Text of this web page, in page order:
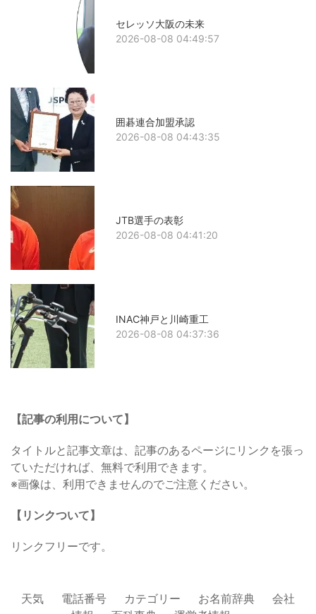
セレッソ大阪の未来
2026-08-08 04:49:57
囲碁連合加盟承認
2026-08-08 04:43:35
JTB選手の表彰
2026-08-08 04:41:20
INAC神戸と川崎重工
2026-08-08 04:37:36
【記事の利用について】
タイトルと記事文章は、記事のあるページにリンクを張っ
ていただければ、無料で利用できます。
※画像は、利用できませんのでご注意ください。
【リンクついて】
リンクフリーです。
天気 電話番号 カテゴリー お名前辞典
会社